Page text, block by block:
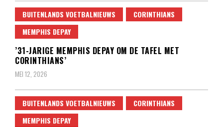
BUITENLANDS VOETBALNIEUWS
CORINTHIANS
MEMPHIS DEPAY
’31-JARIGE MEMPHIS DEPAY OM DE TAFEL MET
CORINTHIANS’
MEI 12, 2026
BUITENLANDS VOETBALNIEUWS
CORINTHIANS
MEMPHIS DEPAY